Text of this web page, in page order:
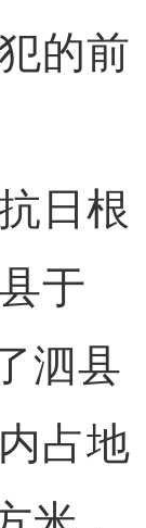
的前
日根
于
泗县
占地